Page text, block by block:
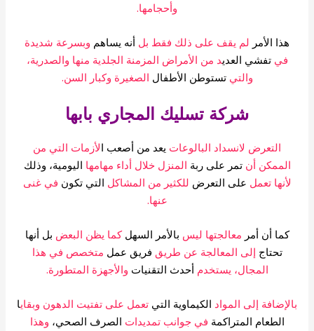
وأحجامها.
هذا الأمر لم يقف على ذلك فقط بلأنه يساهموبسرعة شديدة
تفشي العدي د من الأمراض المزمنة الجلدية منها والصدرية،
والتيتستوطن الأطفالالصغيرة وكبار السن.
شركة تسليك المجاري بابها
التعرض لانسداد البالوعاتيعد من أصعب الأزمات التي من
الممكن أنتمر على ربةالمنزل خلال أداء مهامهااليومية، وذلك
لأنها تعملعلى التعرضللكثير من المشاكلالتي تكون في غنى
كما أن أمرمعالجتها ليس بالأمر السهلكما يظن البعضبل أنها
تحتاجإلى المعالجة عن طريقفريق عمل متخصص في هذا
المجال، يستخدمأحدث التقنياتوالأجهزة المتطورة.
إلى الموادالكيماوية التيتعمل على تفتيت الدهون وبقاي
الطعام المتراكمةفي جوانب تمديداتالصرف الصحي،وهذا